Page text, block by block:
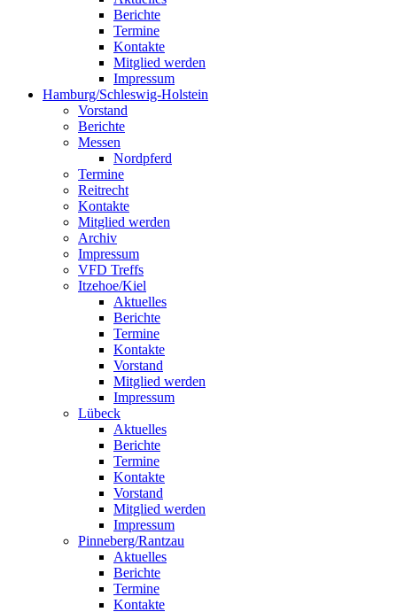
Berichte
Termine
Kontakte
Mitglied werden
Impressum
Hamburg/Schleswig-Holstein
Vorstand
Berichte
Messen
Nordpferd
Termine
Reitrecht
Kontakte
Mitglied werden
Archiv
Impressum
VFD Treffs
Itzehoe/Kiel
Aktuelles
Berichte
Termine
Kontakte
Vorstand
Mitglied werden
Impressum
Lübeck
Aktuelles
Berichte
Termine
Kontakte
Vorstand
Mitglied werden
Impressum
Pinneberg/Rantzau
Aktuelles
Berichte
Termine
Kontakte